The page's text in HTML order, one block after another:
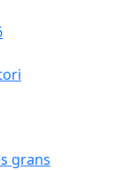
grans